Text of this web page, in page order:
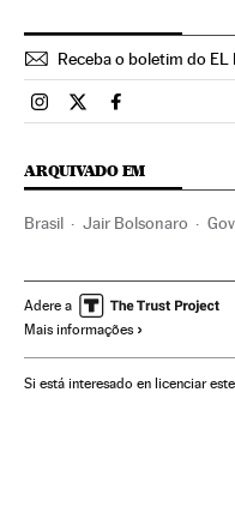
Receba o boletim do EL
Brasil El País Brasil en
Brasil El País Brasil
Brasil El País
ARQUIVADO EM
Brasil Jair Bolsonaro
Donald Trump Venezuela
Relações bilaterais
Adere a
Mais informações
Si está interesado en licenciar